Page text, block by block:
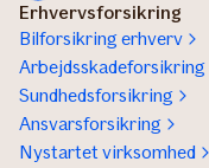
Erhvervsforsikring
Bilforsikring erhverv
Arbejdsskadeforsikring
Sundhedsforsikring
Ansvarsforsikring
Nystartet virksomhed